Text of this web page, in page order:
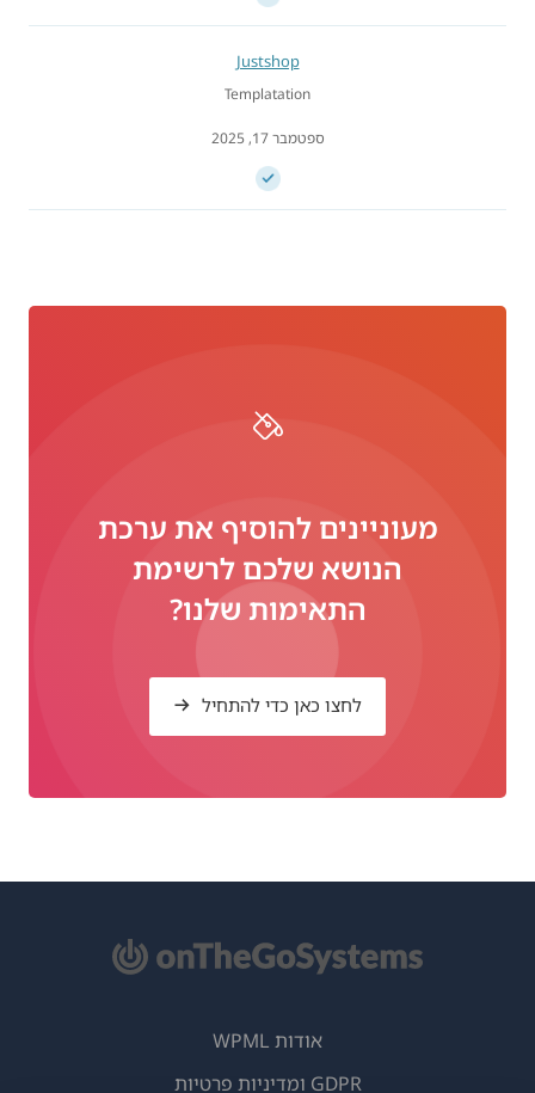
Justshop
Templatation
ספטמבר 17, 2025
מעוניינים להוסיף את ערכת
הנושא שלכם לרשימת
התאימות שלנו?
לחצו כאן כדי להתחיל
אודות WPML
GDPR ומדיניות פרטיות